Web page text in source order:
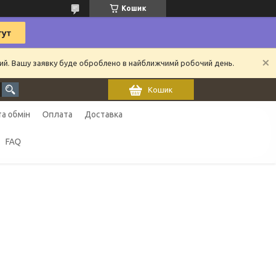
Кошик
Вашу заявку буде оброблено в найближчимй робочий день.
Кошик
обмін Оплата Доставка
FAQ